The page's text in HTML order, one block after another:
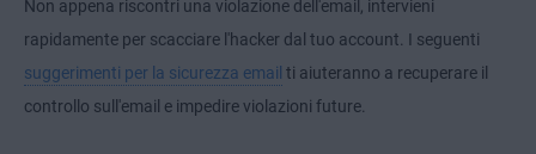
Non appena riscontri una violazione dell'email, intervieni
rapidamente per scacciare l'hacker dal tuo account. I seguenti
suggerimenti per la sicurezza email ti aiuteranno a recuperare il
controllo sull'email e impedire violazioni future.